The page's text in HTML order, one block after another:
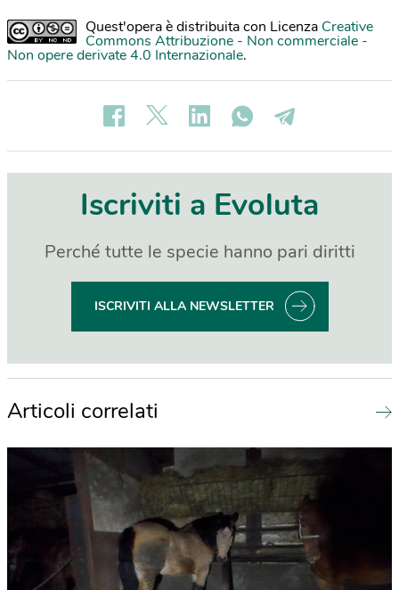
Quest'opera è distribuita con Licenza Creative
Commons Attribuzione - Non commerciale -
Non opere derivate 4.0 Internazionale.
Iscriviti a Evoluta
Perché tutte le specie hanno pari diritti
ISCRIVITI ALLA NEWSLETTER
Articoli correlati